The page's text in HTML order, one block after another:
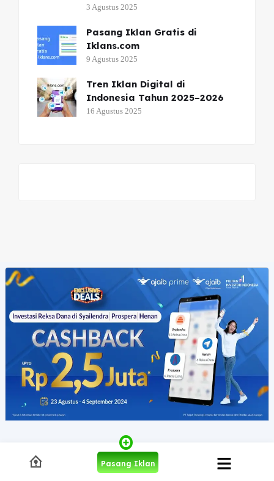
3 Agustus 2025
Pasang Iklan Gratis di
Iklans.com
9 Agustus 2025
Tren Iklan Digital di
Indonesia Tahun 2025–2026
16 Agustus 2025
Pasang Iklan